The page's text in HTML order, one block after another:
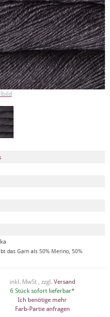
das Garn als 50% Merino, 50%
inkl. MwSt , zzgl. Versand
6 Stück sofort lieferbar*
Ich benötige mehr
Farb-Partie anfragen